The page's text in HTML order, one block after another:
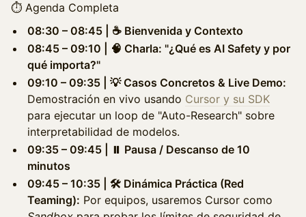
⏱️ Agenda Completa
08:30 – 08:45 | ☕ Bienvenida y Contexto
08:45 – 09:10 | 🧠 Charla: "¿Qué es AI Safety y por
qué importa?"
09:10 – 09:35 | 💡 Casos Concretos & Live Demo:
Demostración en vivo usando Cursor y su SDK
para ejecutar un loop de "Auto-Research" sobre
interpretabilidad de modelos.
09:35 – 09:45 | ⏸️ Pausa / Descanso de 10
minutos
09:45 – 10:35 | 🛠️ Dinámica Práctica (Red
Teaming): Por equipos, usaremos Cursor como